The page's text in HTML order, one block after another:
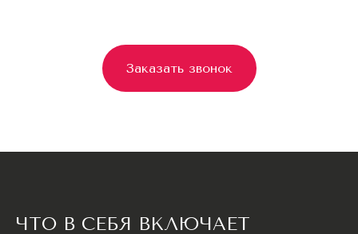
Заказать звонок
ЧТО В СЕБЯ ВКЛЮЧАЕТ